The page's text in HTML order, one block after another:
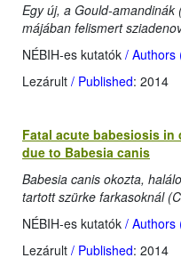
Egy új, a Gould-
májában felismert
NÉBIH-es kutatók / Authors
Lezárult / Published: 2014
Fatal acute babesiosis in
due to Babesia canis
Babesia canis okozta,
tartott szürke farkasoknál
NÉBIH-es kutatók / Authors
Lezárult / Published: 2014